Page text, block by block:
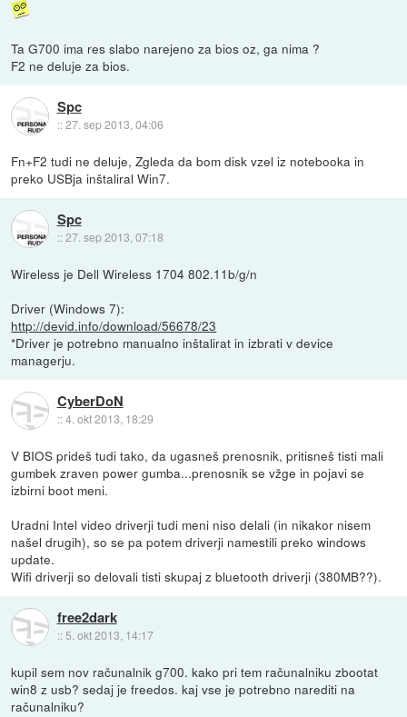
Ta G700 ima res slabo narejeno za bios oz, ga nima ?
F2 ne deluje za bios.
Spc
::27. sep 2013, 04:06
Fn+F2 tudi ne deluje, Zgleda da bom disk vzel iz notebooka in
preko USBja inštaliral Win7.
Spc
::27. sep 2013, 07:18
Wireless je Dell Wireless 1704 802.11b/g/n
Driver (Windows 7):
http://devid.info/download/56678/23
*Driver je potrebno manualno inštalirat in izbrati v device
managerju.
CyberDoN
::4. okt 2013, 18:29
V BIOS prideš tudi tako, da ugasneš prenosnik, pritisneš tisti mali
gumbek zraven power gumba...prenosnik se vžge in pojavi se
izbirni boot meni.
Uradni Intel video driverji tudi meni niso delali (in nikakor nisem
našel drugih), so se pa potem driverji namestili preko windows
update.
Wifi driverji so delovali tisti skupaj z bluetooth driverji (380MB??).
free2dark
:: 5. okt 2013, 14:17
kupil sem nov računalnik g700. kako pri tem računalniku zbootat
win8 z usb? sedaj je freedos. kaj vse je potrebno narediti na
računalniku?